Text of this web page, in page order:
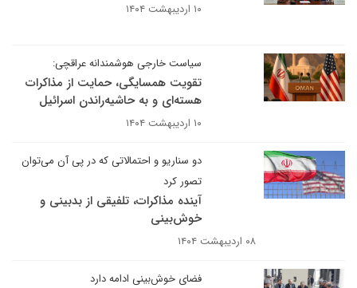
۱۰ اردیبهشت ۱۴۰۴
سیاست خارجی هوشمندانه عراقچی:
تقویت همسایگی، حمایت از مذاکرات
هسته‌ای و به حاشیه‌راندن اسرائیل
۱۰ اردیبهشت ۱۴۰۴
دو سناریو و احتمالاتی که در پی آن می‌توان
تصور کرد
آینده مذاکرات، تلفیقی از بدبینی و
خوش‌بینی
۰۸ اردیبهشت ۱۴۰۴
فضای خوش‌بینی ادامه دارد